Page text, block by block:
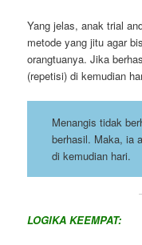
Yang jelas, anak trial
metode yang jitu agar
orangtuanya. Jika
(repetisi) di kemudian
Menangis tidak
berhasil. Maka, ia
di kemudian hari.
LOGIKA KEEMPAT: